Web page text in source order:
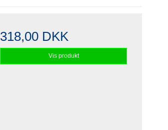
318,00 DKK
Vis produkt